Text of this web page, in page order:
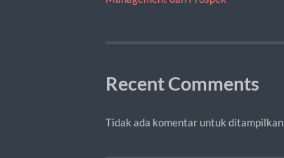
Recent Comments
Tidak ada komentar untuk ditampilkan.